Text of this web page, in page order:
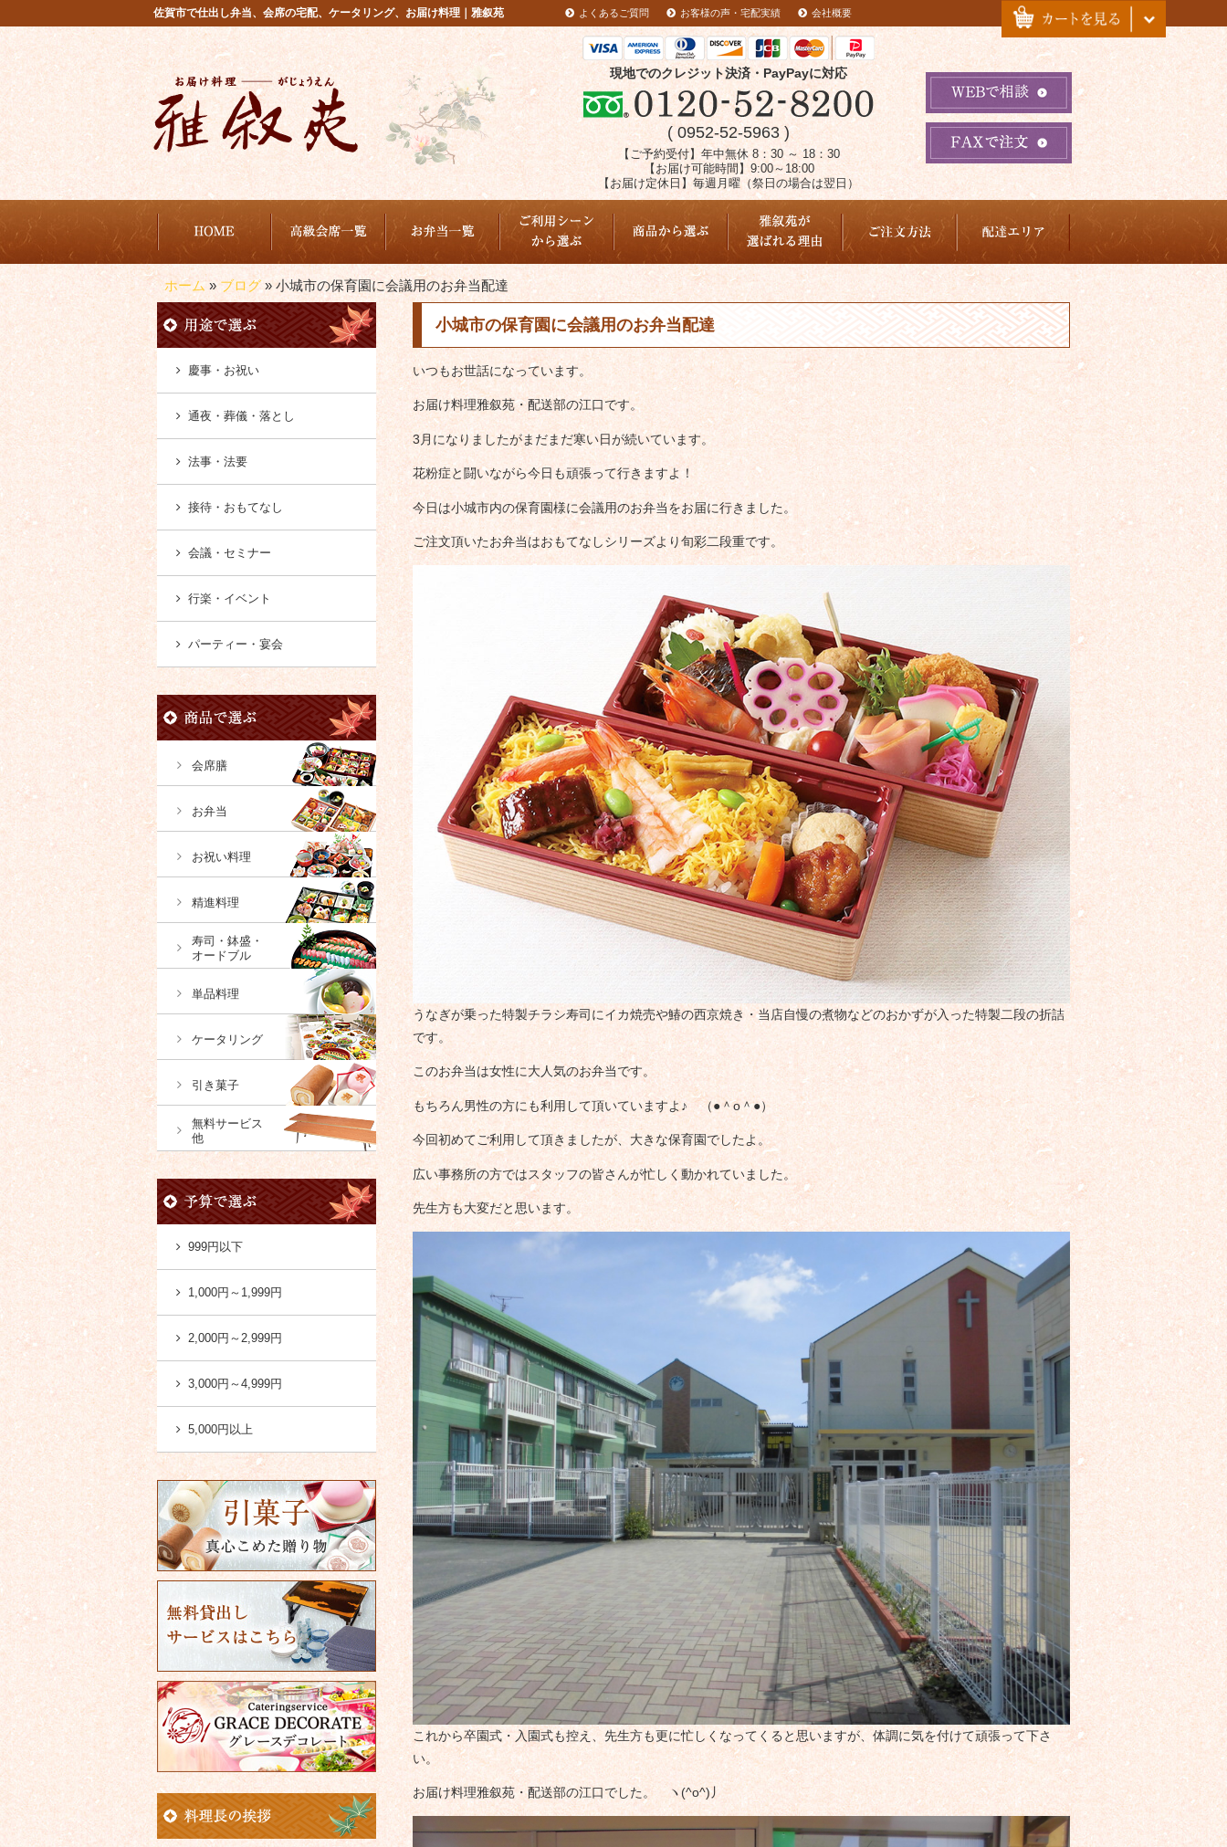
ン
テ
ツ
へ
ス
キ
佐賀市で仕出し弁当、会席の宅配、ケータリング、お届け料理｜雅叙苑 よくあるご質問 お客様の声・宅配実績 会社概要
現地でのクレジット決済・PayPayに対応
( 0952-52-5963 )
【ご予約受付】年中無休 8：30 ～ 18：30
【お届け可能時間】9:00～18:00
【お届け定休日】毎週月曜（祭日の場合は翌日）
ら選ぶ 商品から選ぶ 雅叙苑が選ばれる理由ご注文方法・配達エリア 配達エリア
ホーム» ブログ» 小城市の保育園に会議用のお弁当配達
小城市の保育園に会議用のお弁当配達
いつもお世話になっています。
お届け料理雅叙苑・配送部の江口です。
3月になりましたがまだまだ寒い日が続いています。
花粉症と闘いながら今日も頑張って行きますよ！
今日は小城市内の保育園様に会議用のお弁当をお届に行きました。
ご注文頂いたお弁当はおもてなしシリーズより旬彩二段重です。
うなぎが乗った特製チラシ寿司にイカ焼売や鰆の西京焼き・当店自慢の煮物などのおかずが入った特製二段の折詰
です。
このお弁当は女性に大人気のお弁当です。
もちろん男性の方にも利用して頂いていますよ♪ （●＾o＾●）
今回初めてご利用して頂きましたが、大きな保育園でしたよ。
広い事務所の方ではスタッフの皆さんが忙しく動かれていました。
先生方も大変だと思います。
これから卒園式・入園式も控え、先生方も更に忙しくなってくると思いますが、体調に気を付けて頑張って下さ
い。
お届け料理雅叙苑・配送部の江口でした。 ヽ(^o^)丿
慶事・お祝い
通夜・葬儀・落とし
法事・法要
接待・おもてなし
会議・セミナー
行楽・イベント
パーティー・宴会
会席膳
お弁当
お祝い料理
精進料理
寿司・鉢盛・
オードブル
単品料理
ケータリング
引き菓子
無料サービス
他
999円以下
1,000円～1,999円
2,000円～2,999円
3,000円～4,999円
5,000円以上